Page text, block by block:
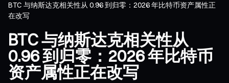
BTC 与纳斯达克相关性从 0.96 到归零：2026 年比特币资产属性正
在改写
BTC 与纳斯达克相关性从
0.96 到归零：2026 年比特币
资产属性正在改写